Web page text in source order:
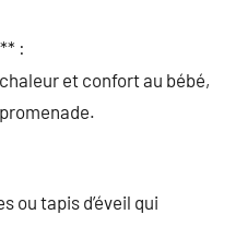
:
et confort au bébé,
ou tapis d’éveil qui